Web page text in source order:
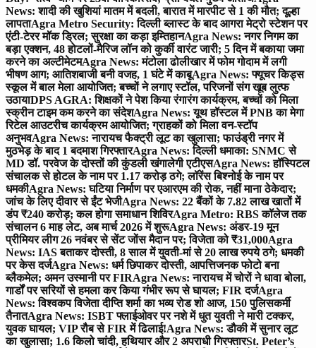
News: शादी की खुशियां मातम में बदली, बारात में मारपीट से 1 की मौत; दूल्हा
लापताAgra Metro Security: दिल्ली ब्लास्ट के बाद आगरा मेट्रो स्टेशन पर
एंटी-टेरर मॉक ड्रिल; सुरक्षा का कड़ा इम्तिहानAgra News: नगर निगम का
बड़ा एक्शन, 48 होटलों-मैरिज लॉन को कुर्की वारंट जारी; 5 दिन में बकाया जमा
करने का अल्टीमेटमAgra News: मंटोला ढोलीखार में फोम गोदाम में लगी
भीषण आग; आतिशबाजी बनी वजह, 1 घंटे में काबूAgra News: फ्यूचर किड्स
स्कूल में बाल मेला आयोजित; बच्चों ने लगाए स्टॉल, परिजनों संग खूब लुत्फ
उठायाDPS AGRA: शिक्षकों ने पेश किया रंगारंग कार्यक्रम, बच्चों को मिला
स्क्रीन टाइम कम करने का संदेशAgra News: यूथ हॉस्टल में PNB का मेगा
रिटेल आउटरीच कार्यक्रम आयोजित; ग्राहकों को मिला वन-स्टॉप
अनुभवAgra News: नारायच फैक्ट्री लूट का खुलासा; फाउंड्री नगर में
मुठभेड़ के बाद 1 बदमाश गिरफ्तारAgra News: दिल्ली धमाका: SNMC से
MD डॉ. परवेज के दोस्तों की कुंडली खंगालेगी एटीएसAgra News: हॉस्पिटल
संचालक से होटल के नाम पर 1.17 करोड़ ठगे; लॉरेंस बिश्नोई के नाम पर
धमकीAgra News: घटिया निर्माण पर एआरएम की रोक, नहीं माना ठेकेदार;
जांच के लिए दीवार से ईंट भेजीAgra News: 22 बैंकों के 7.82 लाख खातों में
डंप ₹240 करोड़; कल होगा समाधान शिविरAgra Metro: RBS कॉलेज तक
संचालन 6 माह लेट, अब मार्च 2026 में शुरूAgra News: अंडर-19 मून
प्रीमियर लीग 26 नवंबर से सेंट जोंस मैदान पर; विजेता को ₹31,000Agra
News: IAS बताकर दोस्ती, 8 साल में युवती-मां से 20 लाख रुपये ठगे; धमकी
पर केस दर्जAgra News: धर्म छिपाकर दोस्ती, आपत्तिजनक फोटो बना
ब्लैकमेल; अमन उस्मानी पर FIRAgra News: नारायच में चोरों ने धावा बोला,
गार्डों पर सरियों से हमला कर किया गंभीर रूप से घायल; FIR दर्जAgra
News: विश्वकप विजेता दीप्ति शर्मा का भव्य रोड शो आज, 150 पुलिसकर्मी
तैनातAgra News: ISBT फ्लाईओवर पर नशे में धुत युवती ने मारी टक्कर,
युवक घायल; VIP रौब से FIR में ढिलाई!Agra News: डौकी में सुनार लूट
का खुलासा; 1.6 किलो चांदी, हथियार और 2 अपराधी गिरफ्तारSt. Peter’s